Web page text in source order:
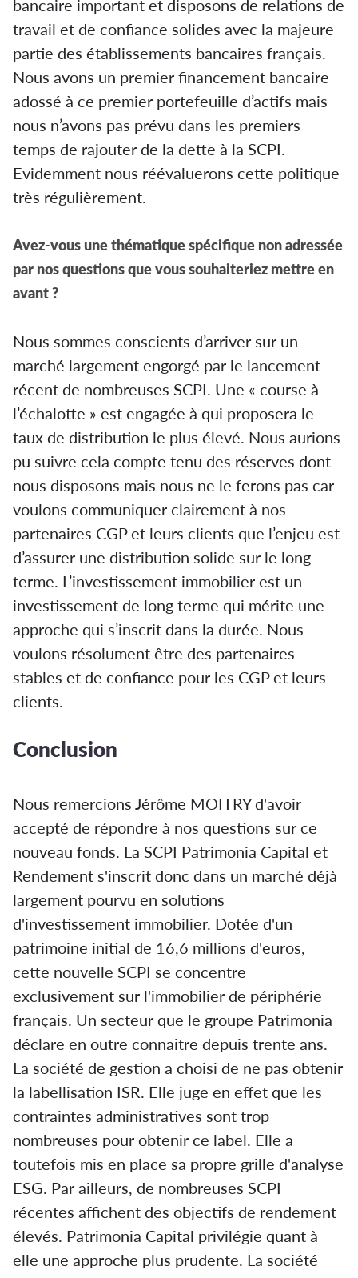
bancaire important et disposons de relations de
travail et de confiance solides avec la majeure
partie des établissements bancaires français.
Nous avons un premier financement bancaire
adossé à ce premier portefeuille d’actifs mais
nous n’avons pas prévu dans les premiers
temps de rajouter de la dette à la SCPI.
Evidemment nous réévaluerons cette politique
très régulièrement.
Avez-vous une thématique spécifique non adressée
par nos questions que vous souhaiteriez mettre en
avant ?
Nous sommes conscients d’arriver sur un
marché largement engorgé par le lancement
récent de nombreuses SCPI. Une « course à
l’échalotte » est engagée à qui proposera le
taux de distribution le plus élevé. Nous aurions
pu suivre cela compte tenu des réserves dont
nous disposons mais nous ne le ferons pas car
voulons communiquer clairement à nos
partenaires CGP et leurs clients que l’enjeu est
d’assurer une distribution solide sur le long
terme. L’investissement immobilier est un
investissement de long terme qui mérite une
approche qui s’inscrit dans la durée. Nous
voulons résolument être des partenaires
stables et de confiance pour les CGP et leurs
clients.
Conclusion
Nous remercions Jérôme MOITRY d'avoir
accepté de répondre à nos questions sur ce
nouveau fonds. La SCPI Patrimonia Capital et
Rendement s'inscrit donc dans un marché déjà
largement pourvu en solutions
d'investissement immobilier. Dotée d'un
patrimoine initial de 16,6 millions d'euros,
cette nouvelle SCPI se concentre
exclusivement sur l'immobilier de périphérie
français. Un secteur que le groupe Patrimonia
déclare en outre connaitre depuis trente ans.
La société de gestion a choisi de ne pas obtenir
la labellisation ISR. Elle juge en effet que les
contraintes administratives sont trop
nombreuses pour obtenir ce label. Elle a
toutefois mis en place sa propre grille d'analyse
ESG. Par ailleurs, de nombreuses SCPI
récentes affichent des objectifs de rendement
élevés. Patrimonia Capital privilégie quant à
elle une approche plus prudente. La société